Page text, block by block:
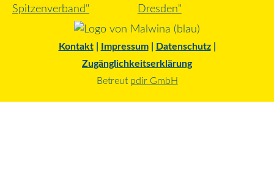
Kontakt| Impressum| Datenschutz|
Zugänglichkeitserklärung
Betreut pdir GmbH